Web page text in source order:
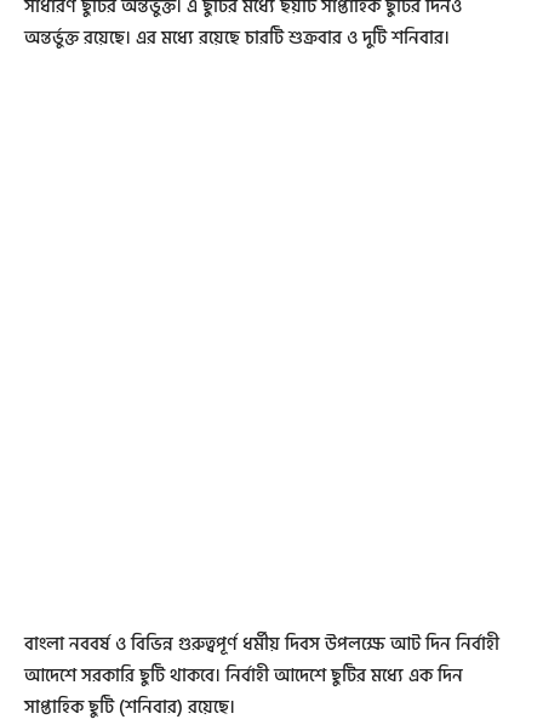
সাধারণ ছুটির অন্তর্ভুক্ত। এ ছুটির মধ্যে ছয়টি সাপ্তাহিক ছুটির দিনও
অন্তর্ভুক্ত রয়েছে। এর মধ্যে রয়েছে চারটি শুক্রবার ও দুটি শনিবার।
বাংলা নববর্ষ ও বিভিন্ন গুরুত্বপূর্ণ ধর্মীয় দিবস উপলক্ষে আট দিন নির্বাহী
আদেশে সরকারি ছুটি থাকবে। নির্বাহী আদেশে ছুটির মধ্যে এক দিন
সাপ্তাহিক ছুটি (শনিবার) রয়েছে।